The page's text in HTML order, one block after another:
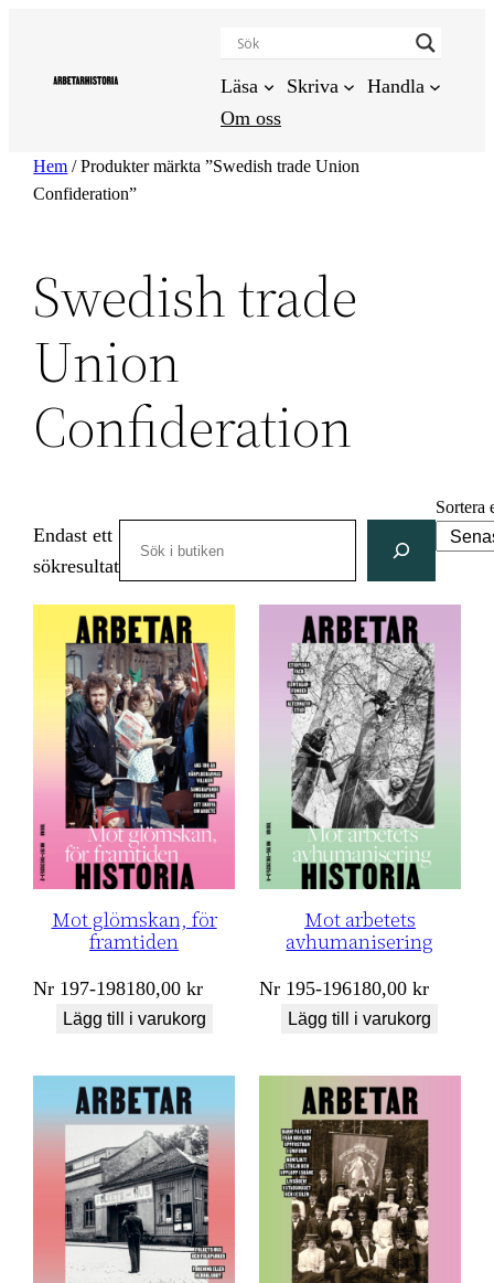
innehåll
Läsa Skriva
Handla
Om oss
Hem / Produkter märkta ”Swedish trade Union
Confideration”
Swedish trade
Union
Confideration
Endast ett
sökresultat
Sortera
Mot glömskan, för
framtiden
Nr 197-198180,00kr
Lägg till i varukorg
Mot arbetets
avhumanisering
Nr 195-196180,00kr
Lägg till i varukorg